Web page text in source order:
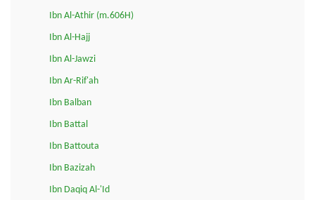
Ibn Al-Athir (m.606H)
Ibn Al-Hajj
Ibn Al-Jawzi
Ibn Ar-Rif'ah
Ibn Balban
Ibn Battal
Ibn Battouta
Ibn Bazizah
Ibn Daqiq Al-'Id